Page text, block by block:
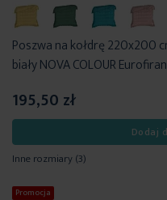
Poszwa na kołdrę 220x200
biały NOVA COLOUR
195,50 zł
Dodaj
Inne rozmiary(3)
Promocja